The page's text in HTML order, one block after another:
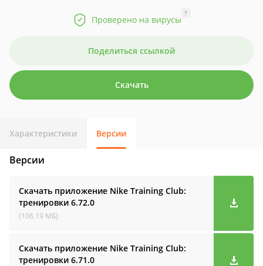
Проверено на вирусы
?
Поделиться ссылкой
Скачать
Характеристики Версии
Версии
Скачать приложение Nike Training Club:
тренировки 6.72.0
(106.19 МБ)
Скачать приложение Nike Training Club:
тренировки 6.71.0